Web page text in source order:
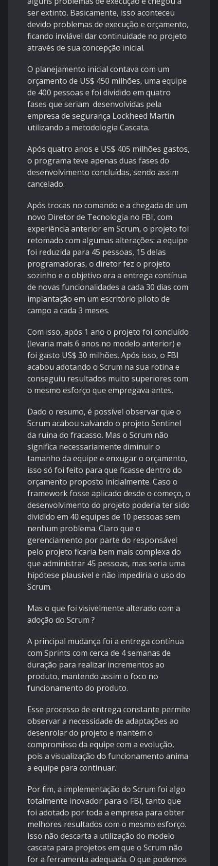
ser extinto. Basicamente, isso aconteceu
devido problemas de execução e orçamento,
ficando inviável dar continuidade no projeto
através de sua concepção inicial.
O planejamento inicial contava com um
orçamento de US$ 450 milhões, uma equipe
de 400 pessoas e foi dividido em quatro
fases que seriam desenvolvidas pela
empresa de segurança Lockheed Martin
utilizando a metodologia Cascata.
Após quatro anos e US$ 405 milhões gastos,
o programa teve apenas duas fases do
desenvolvimento concluídas, sendo assim
cancelado.
Após trocas no comando e a chegada de um
novo Diretor de Tecnologia no FBI, com
experiência anterior em Scrum, o projeto foi
retomado com algumas alterações: a equipe
foi reduzida para 45 pessoas, 15 delas
programadoras, o diretor fez o projeto
sozinho e o objetivo era a entrega contínua
de novas funcionalidades a cada 30 dias com
implantação em um escritório piloto de
campo a cada 3 meses.
Com isso, após 1 ano o projeto foi concluído
(levaria mais 6 anos no modelo anterior) e
foi gasto US$ 30 milhões. Após isso, o FBI
acabou adotando o Scrum na sua rotina e
conseguiu resultados muito superiores com
o mesmo esforço que empregava antes.
Dado o resumo, é possível observar que o
Scrum acabou salvando o projeto Sentinel
da ruína do fracasso. Mas o Scrum não
significa necessariamente diminuir o
tamanho da equipe e enxugar o orçamento,
isso só foi feito para que ficasse dentro do
orçamento proposto inicialmente. Caso o
framework fosse aplicado desde o começo, o
desenvolvimento do projeto poderia ter sido
dividido em 40 equipes de 10 pessoas sem
nenhum problema. Claro que o
gerenciamento por parte do responsável
pelo projeto ficaria bem mais complexa do
que administrar 45 pessoas, mas seria uma
hipótese plausível e não impediria o uso do
Scrum.
Mas o que foi visivelmente alterado com a
adoção do Scrum ?
A principal mudança foi a entrega contínua
com Sprints com cerca de 4 semanas de
duração para realizar incrementos ao
produto, mantendo assim o foco no
funcionamento do produto.
Esse processo de entrega constante permite
observar a necessidade de adaptações ao
desenrolar do projeto e mantém o
compromisso da equipe com a evolução,
pois a visualização do funcionamento anima
a equipe para continuar.
Por fim, a implementação do Scrum foi algo
totalmente inovador para o FBI, tanto que
foi adotado por toda a empresa para obter
melhores resultados com o mesmo esforço.
Isso não descarta a utilização do modelo
cascata para projetos em que o Scrum não
for a ferramenta adequada. O que podemos